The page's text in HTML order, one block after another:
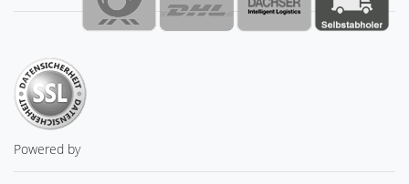
Powered by